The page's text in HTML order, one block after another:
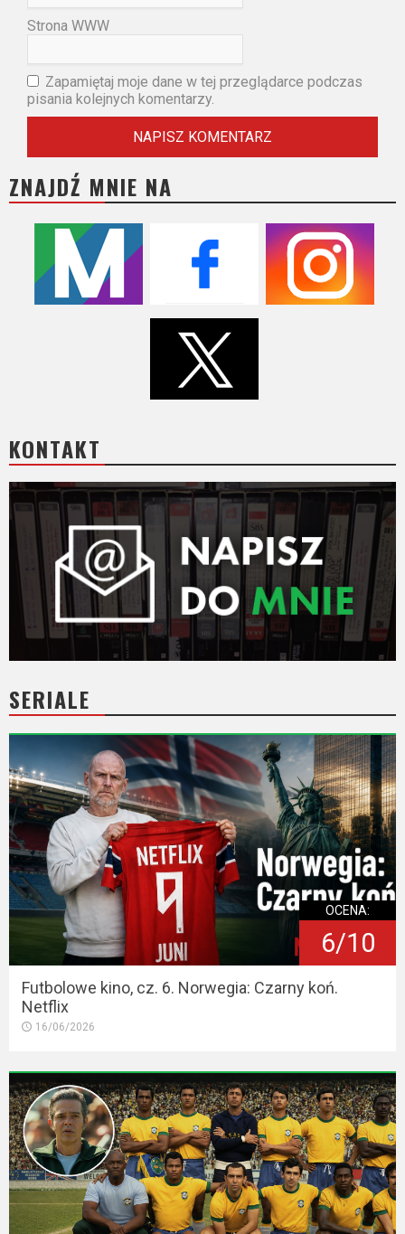
Strona WWW
Zapamiętaj moje dane w tej przeglądarce podczas
pisania kolejnych komentarzy.
ZNAJDŹ MNIE NA
KONTAKT
SERIALE
OCENA:
6/10
Futbolowe kino, cz. 6. Norwegia: Czarny koń.
Netflix
16/06/2026